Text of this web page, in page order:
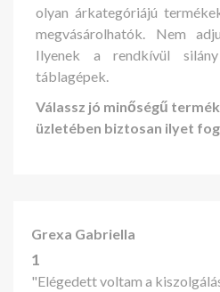
olyan árkategóriájú
megvásárolhatók. Nem
Ilyenek a rendkívül
táblagépek.
Válassz jó minőségű
üzletében biztosan ilyet
Grexa Gabriella
1
"Elégedett voltam a